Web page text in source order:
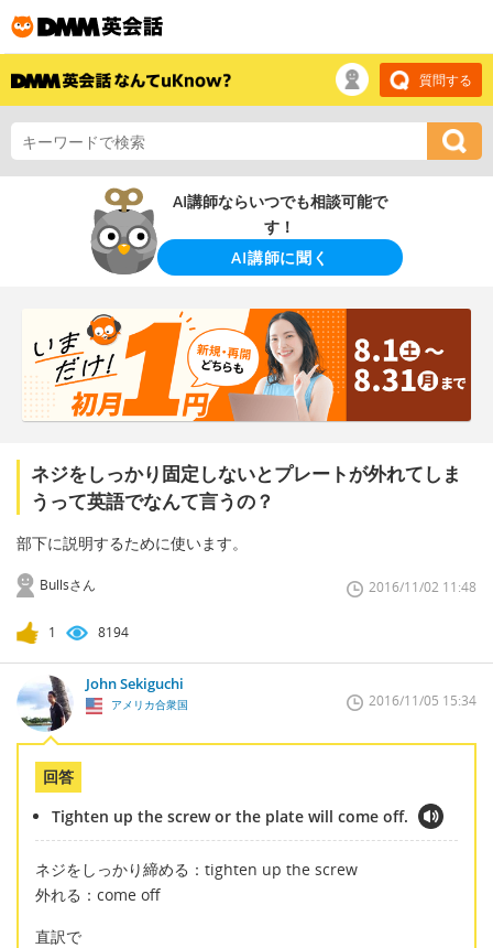
質問する
AI講師ならいつでも相談可能で
す！
AI講師に聞く
ネジをしっかり固定しないとプレートが外れてしま
うって英語でなんて言うの？
部下に説明するために使います。
Bullsさん 2016/11/02 11:48
1 8194
John Sekiguchi
アメリカ合衆国 2016/11/05 15:34
回答
Tighten up the screw or the plate will come off.
ネジをしっかり締める：tighten up the screw
外れる：come off
直訳で